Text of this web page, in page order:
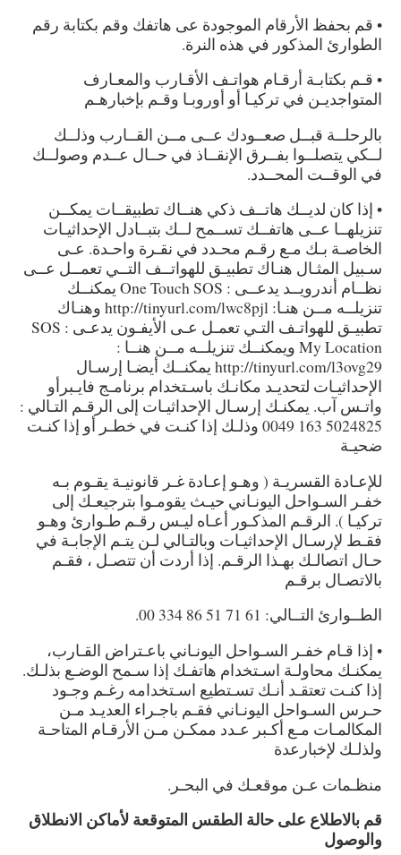
• قم بحفظ الأرقام الموجودة عى هاتفك وقم بكتابة رقم
الطوارئ المذكور في هذه النرة.
• قـم بكتابـة أرقـام هواتـف الأقـارب والمعـارف
المتواجديـن في تركيـا أو أوروبـا وقـم بإخبارهـم
بالرحلــة قبــل صعــودك عــى مــن القــارب وذلــك
لــكي يتصلــوا بفــرق الإنقــاذ في حــال عــدم وصولــك
في الوقــت المحــدد.
• إذا كان لديــك هاتــف ذكي هنــاك تطبيقــات يمكــن
تنزيلهــا عــى هاتفــك تســمح لــك بتبــادل الإحداثيـات
الخاصـة بـك مـع رقـم محـدد في نقـرة واحـدة. عـى
سـبيل المثـال هنـاك تطبيـق للهواتــف التــي تعمــل عــى
نظــام أندرويــد يدعــى : One Touch SOS يمكنــك
تنزيلــه مــن هنـا: http://tinyurl.com/lwc8pjl وهنـاك
تطبيـق للهواتـف التـي تعمـل عـى الأيفـون يدعـى : SOS
My Location ويمكنــك تنزيلــه مــن هنــا :
http://tinyurl.com/l3ovg29 يمكنــك أيضـا إرسـال
الإحداثيـات لتحديـد مكانـك باسـتخدام برنامـج فايـبرأو
واتـس آب. يمكنـك إرسـال الإحداثيـات إلى الرقـم التـالي :
5024825 163 0049
وذلـك إذا كنـت في خطـر أو إذا كنـت
ضحيـة
للإعـادة القسريـة ( وهـو إعـادة غـر قانونيـة يقـوم بـه
خفـر السـواحل اليونـاني حيـث يقومـوا بترجيعـك إلى
تركيـا ). الرقـم المذكـور أعـاه ليـس رقـم طـوارئ وهـو
فقـط لإرسـال الإحداثيـات وبالتـالي لـن يتـم الإجابـة في
حـال اتصالـك بهـذا الرقـم. إذا أردت أن تتصـل ، فقـم
بالاتصـال برقـم
الطــوارئ التــالي: 61 71 51 86 334 00.
• إذا قـام خفـر السـواحل اليونـاني باعـتراض القـارب،
يمكنـك محاولـة اسـتخدام هاتفـك إذا سـمح الوضـع بذلـك.
إذا كنـت تعتقـد أنـك تسـتطيع اسـتخدامه رغـم وجـود
حـرس السـواحل اليونـاني فقـم باجـراء العديـد مـن
المكالمـات مـع أكـبر عـدد ممكـن مـن الأرقـام المتاحـة
ولذلـك لإخبارعدة
منظـمات عـن موقعـك في البحـر.
قم بالاطلاع على حالة الطقس المتوقعة لأماكن الانطلاق
والوصول